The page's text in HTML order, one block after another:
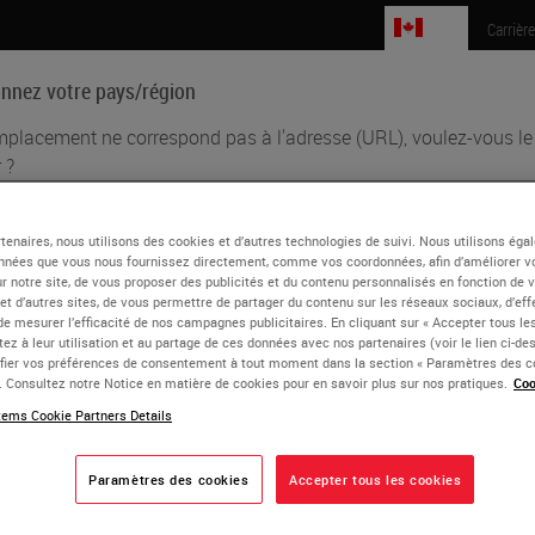
votre pays/région
ne correspond pas à l'adresse (URL), voulez-vous le
?
pays/région peut avoir son propre ensemble d'exigences
pratiques médicales. Les informations trouvées sur chaque version de
site Web sont spécifiques et applicables uniquement à ce pays/région.
(mais n'est pas limité à) tous les détails/disponibilité des produits, la
les prix et les promotions.
OUI Non
biomédicales Formation Assistance
Lian
and Senior Medical Director at Leica
over 20 years of experience in dermatopathology,
industry. She is focused on companion diagnostics, digital
and disruptive technologies can be leveraged to provide
co-authored multiple peer-reviewed articles and poster
nous utilisons des cookies et d’autres technologies de suivi. Nous utilisons
que vous nous fournissez directement, comme vos coordonnées, afin d’améliorer
notre site, de vous proposer des publicités et du contenu personnalisés en fonction de
d’autres sites, de vous permettre de partager du contenu sur les réseaux sociaux,
mesurer l’efficacité de nos campagnes publicitaires. En cliquant sur « Accepter tous
à leur utilisation et au partage de ces données avec nos partenaires (voir le lien ci-
vos préférences de consentement à tout moment dans la section « Paramètres des
Consultez notre Notice en matière de cookies pour en savoir plus sur nos pratiques.
Cookie Partners Details
Paramètres des cookies Accepter tous les cookies